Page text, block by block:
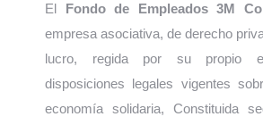
El Fondo de Empleados 3M
empresa asociativa, de derecho
lucro, regida por su propio
disposiciones legales vigentes
economía solidaria, Constituida